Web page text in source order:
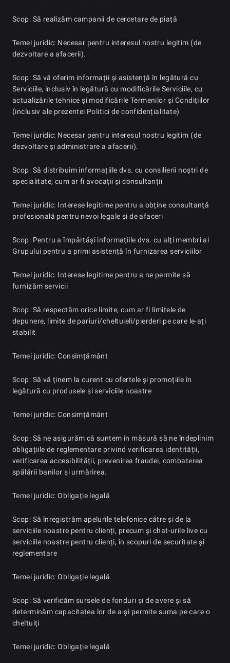
Scop: Să realizăm campanii de cercetare de piață
Temei juridic: Necesar pentru interesul nostru legitim (de
dezvoltare a afacerii).
Scop: Să vă oferim informații și asistență în legătură cu
Serviciile, inclusiv în legătură cu modificările Serviciile, cu
actualizările tehnice și modificările Termenilor și Condițiilor
(inclusiv ale prezentei Politici de confidențialitate)
Temei juridic: Necesar pentru interesul nostru legitim (de
dezvoltare și administrare a afacerii).
Scop: Să distribuim informațiile dvs. cu consilierii noștri de
specialitate, cum ar fi avocații și consultanții
Temei juridic: Interese legitime pentru a obține consultanță
profesională pentru nevoi legale și de afaceri
Scop: Pentru a împărtăși informațiile dvs. cu alți membri ai
Grupului pentru a primi asistență în furnizarea serviciilor
Temei juridic: Interese legitime pentru a ne permite să
furnizăm servicii
Scop: Să respectăm orice limite, cum ar fi limitele de
depunere, limite de pariuri/cheltuieli/pierderi pe care le-ați
stabilit
Temei juridic: Consimțământ
Scop: Să vă ținem la curent cu ofertele și promoțiile în
legătură cu produsele și serviciile noastre
Temei juridic: Consimțământ
Scop: Să ne asigurăm că suntem în măsură să ne îndeplinim
obligațiile de reglementare privind verificarea identității,
verificarea accesibilității, prevenirea fraudei, combaterea
spălării banilor și urmărirea.
Temei juridic: Obligație legală
Scop: Să înregistrăm apelurile telefonice către și de la
serviciile noastre pentru clienți, precum și chat-urile live cu
serviciile noastre pentru clienți, în scopuri de securitate și
reglementare
Temei juridic: Obligație legală
Scop: Să verificăm sursele de fonduri și de avere și să
determinăm capacitatea lor de a-și permite suma pe care o
cheltuiți
Temei juridic: Obligație legală